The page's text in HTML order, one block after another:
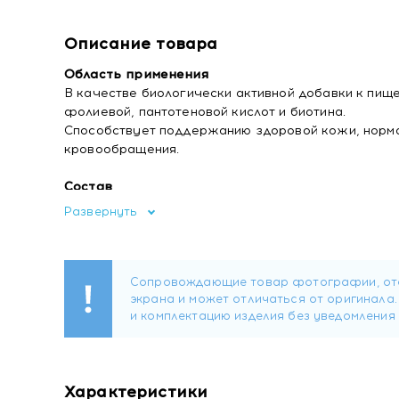
Описание товара
Область применения
В качестве биологически активной добавки к
фолиевой, пантотеновой кислот и биотина.
Способствует поддержанию здоровой кожи,
кровообращения.
Состав
Агент антислеживающий микрокристаллическая
сорбитан моноолеат (полисорбат 80)); агент
В6), цианокобаламин (витамин В12), рибофлавин
кроссвязанная, тиамин гидрохлорид (тиамин
птероилмоноглутаминовая кислота (фолат), D-
Развернуть
Характеристики